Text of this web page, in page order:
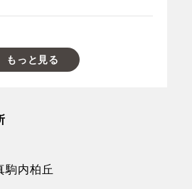
とは？｜③弓形の面積の取扱
な手続きとは？｜風俗営業許
もっと見る
駒内柏丘